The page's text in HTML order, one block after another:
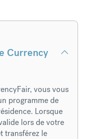
Currency
vous vous
programme de
Lorsque
lors de votre
transférez le